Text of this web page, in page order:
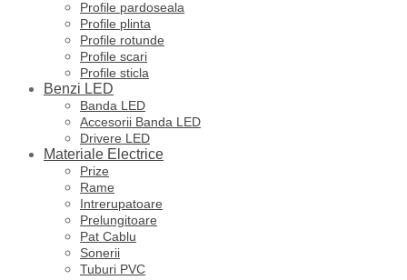
Profile pardoseala
Profile plinta
Profile rotunde
Profile scari
Profile sticla
Benzi LED
Banda LED
Accesorii Banda LED
Drivere LED
Materiale Electrice
Prize
Rame
Intrerupatoare
Prelungitoare
Pat Cablu
Sonerii
Tuburi PVC